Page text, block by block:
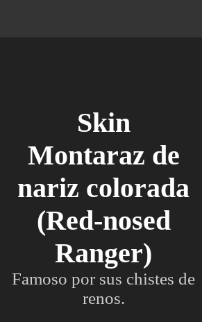
Skin
Montaraz de
nariz colorada
(Red-nosed
Ranger)
Famoso por sus chistes de
renos.